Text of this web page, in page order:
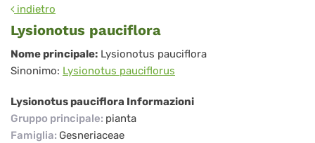
indietro
Lysionotus pauciflora
Lysionotus
pauciflora
Nome principale: Lysionotus pauciflora
Sinonimo: Lysionotus pauciflorus
Lysionotus pauciflora Informazioni
Gruppo principale: pianta
Famiglia: Gesneriaceae